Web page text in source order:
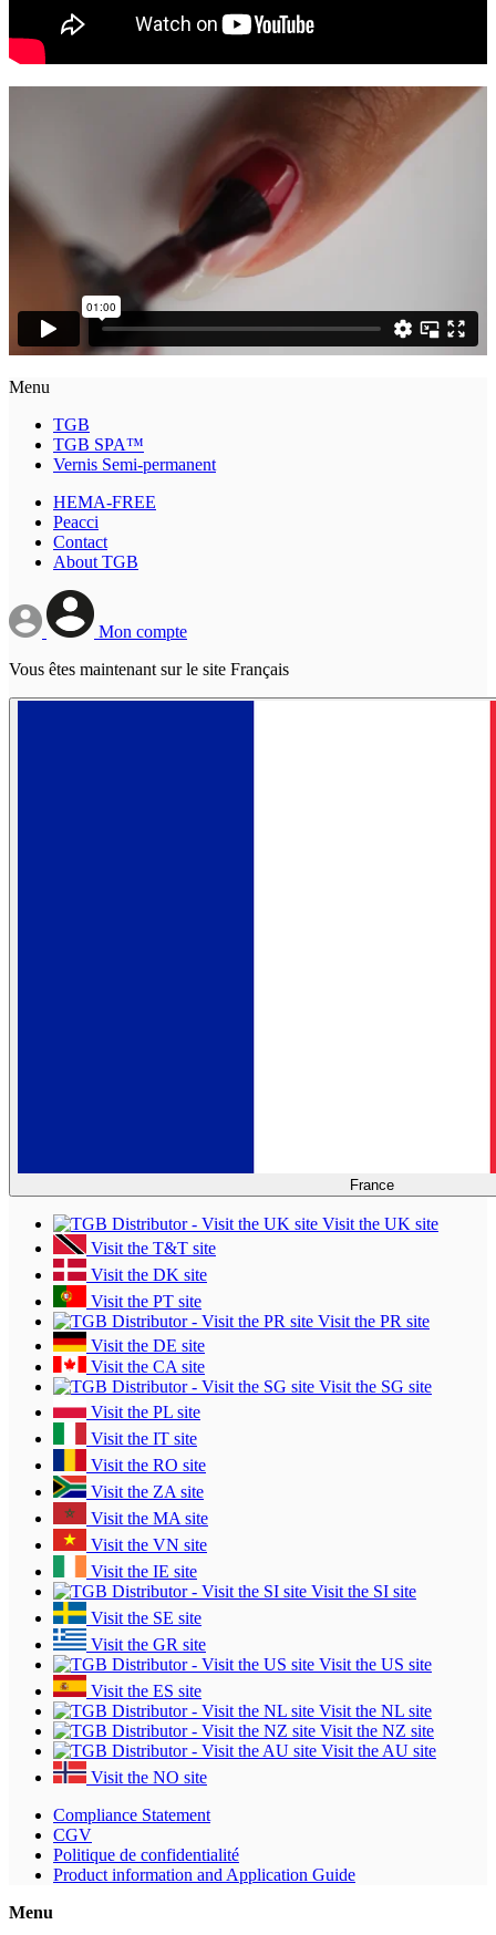
Menu
TGB
TGB SPA™
Vernis Semi-permanent
HEMA-FREE
Peacci
Contact
About TGB
Mon compte
Vous êtes maintenant sur le site Français
France
Visit the UK site
Visit the T&T site
Visit the DK site
Visit the PT site
Visit the PR site
Visit the DE site
Visit the CA site
Visit the SG site
Visit the PL site
Visit the IT site
Visit the RO site
Visit the ZA site
Visit the MA site
Visit the VN site
Visit the IE site
Visit the SI site
Visit the SE site
Visit the GR site
Visit the US site
Visit the ES site
Visit the NL site
Visit the NZ site
Visit the AU site
Visit the NO site
Compliance Statement
CGV
Politique de confidentialité
Product information and Application Guide
Menu